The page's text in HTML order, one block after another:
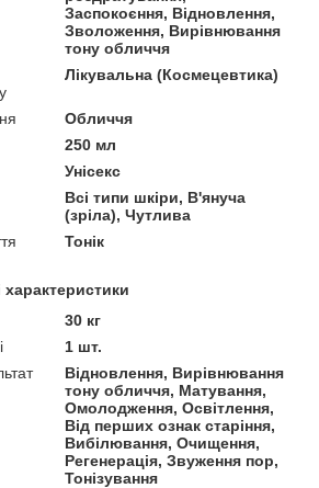
Заспокоєння, Відновлення,
Зволоження, Вирівнювання
тону обличчя
Лікувальна (Космецевтика)
Обличчя
250 мл
Унісекс
Всі типи шкіри, В'януча
(зріла), Чутлива
Тонік
30 кг
1 шт.
Відновлення, Вирівнювання
тону обличчя, Матування,
Омолодження, Освітлення,
Від перших ознак старіння,
Вибілювання, Очищення,
Регенерація, Звуження пор,
Тонізування